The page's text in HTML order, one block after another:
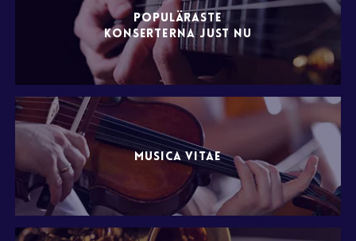
POPULÄRASTE
KONSERTERNA JUST NU
MUSICA VITAE